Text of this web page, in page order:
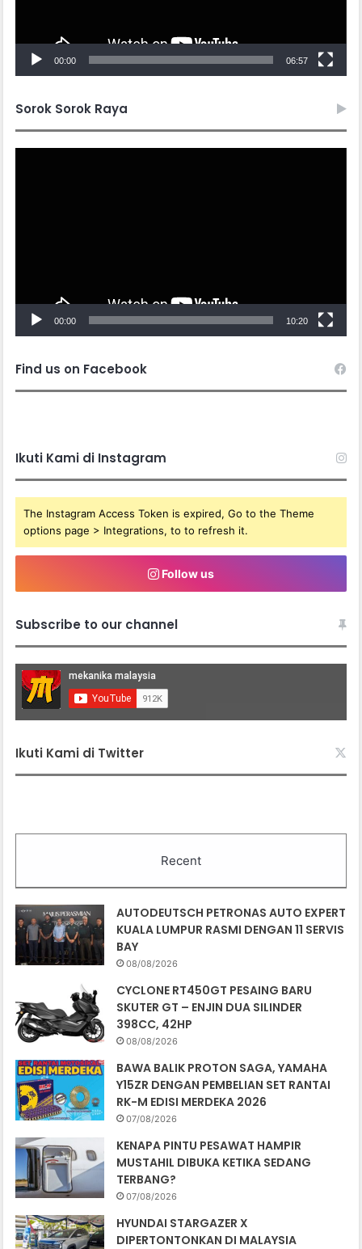
00:00 06:57
Sorok Sorok Raya
00:00 10:20
Find us on Facebook
Ikuti Kami di Instagram
The Instagram Access Token is expired, Go to the Theme
options page > Integrations, to to refresh it.
Follow us
Subscribe to our channel
Ikuti Kami di Twitter
Recent
AUTODEUTSCH PETRONAS AUTO EXPERT
KUALA LUMPUR RASMI DENGAN 11 SERVIS
BAY
08/08/2026
CYCLONE RT450GT PESAING BARU
SKUTER GT – ENJIN DUA SILINDER
398CC, 42HP
08/08/2026
BAWA BALIK PROTON SAGA, YAMAHA
Y15ZR DENGAN PEMBELIAN SET RANTAI
RK-M EDISI MERDEKA 2026
07/08/2026
KENAPA PINTU PESAWAT HAMPIR
MUSTAHIL DIBUKA KETIKA SEDANG
TERBANG?
07/08/2026
HYUNDAI STARGAZER X
DIPERTONTONKAN DI MALAYSIA